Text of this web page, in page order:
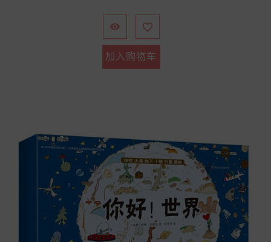
 
加入购物车